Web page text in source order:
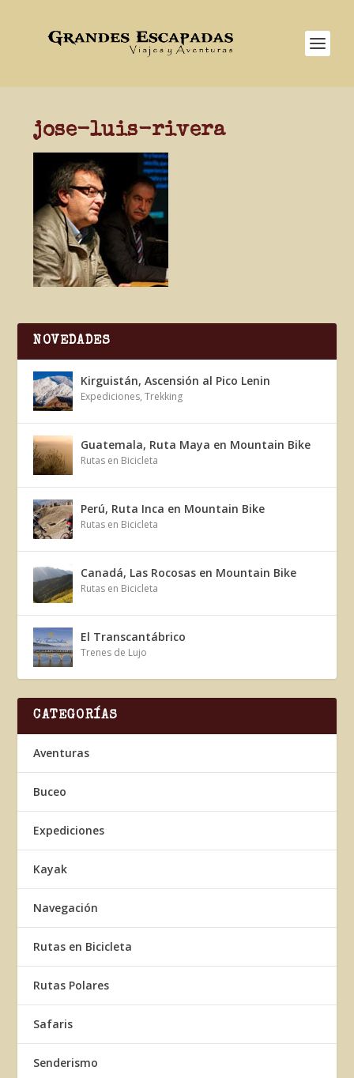
jose-luis-rivera
NOVEDADES
Kirguistán, Ascensión al Pico Lenin
Expediciones,Trekking
Guatemala, Ruta Maya en Mountain Bike
Rutas en Bicicleta
Perú, Ruta Inca en Mountain Bike
Rutas en Bicicleta
Canadá, Las Rocosas en Mountain Bike
Rutas en Bicicleta
El Transcantábrico
Trenes de Lujo
CATEGORÍAS
Aventuras
Buceo
Expediciones
Kayak
Navegación
Rutas en Bicicleta
Rutas Polares
Safaris
Senderismo